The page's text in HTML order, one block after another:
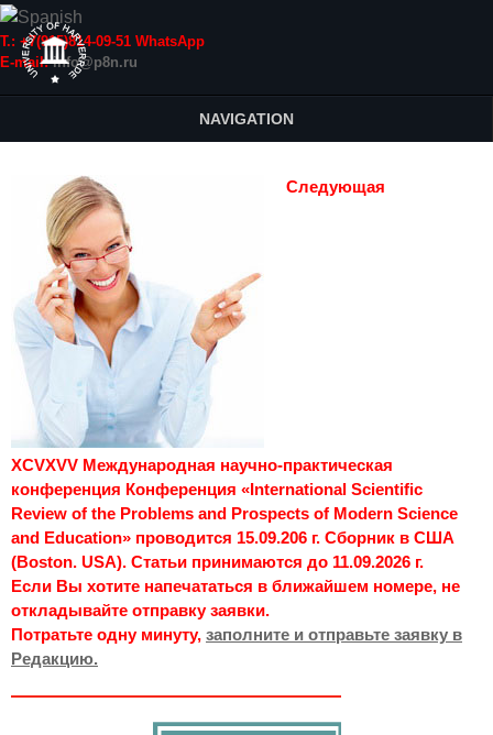
Т.: +7(915)814-09-51 WhatsApp
E-mail:info@p8n.ru
NAVIGATION
Следующая
XCVXVV Международная научно-практическая
конференция Конференция «International Scientific
Review of the Problems and Prospects of Modern Science
and Education» проводится 15.09.206 г. Сборник в США
(Boston. USA). Статьи принимаются до 11.09.2026 г.
Если Вы хотите напечататься в ближайшем номере, не
откладывайте отправку заявки.
Потратьте одну минуту, заполните и отправьте заявку в
Редакцию.